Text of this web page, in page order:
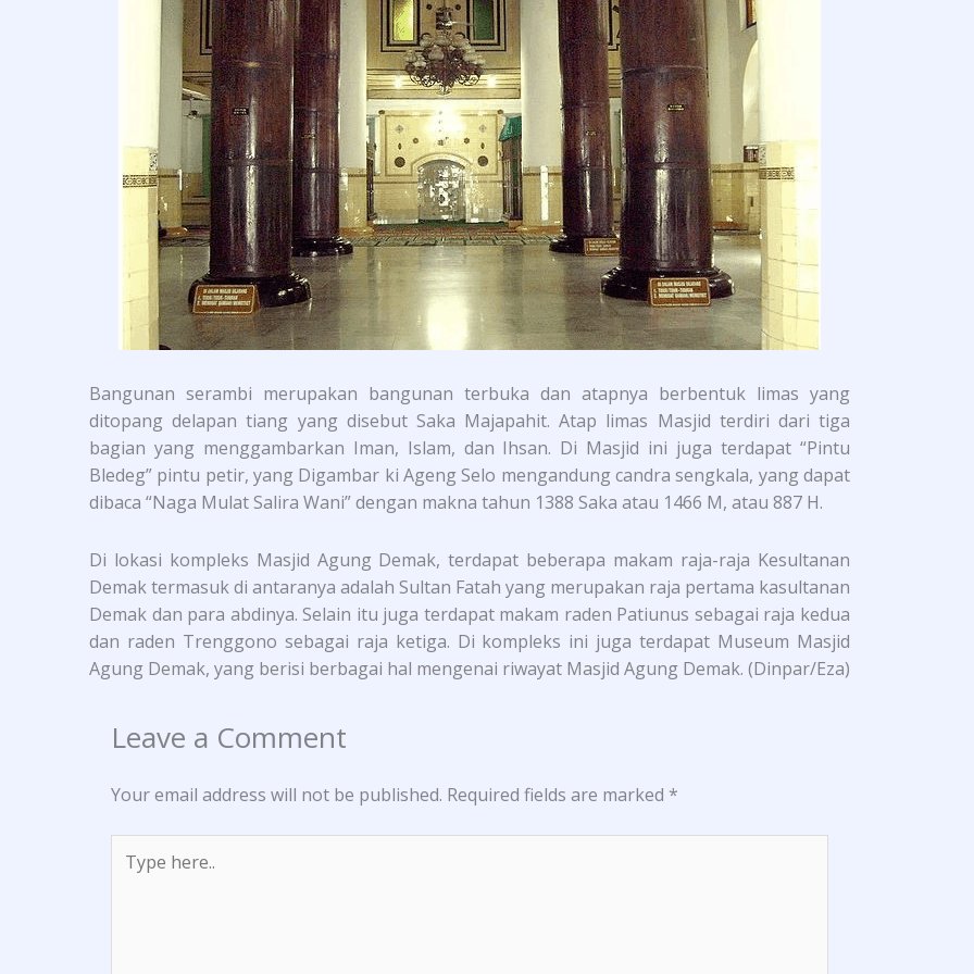
Bangunan serambi merupakan bangunan terbuka dan atapnya berbentuk limas yang
ditopang delapan tiang yang disebut Saka Majapahit. Atap limas Masjid terdiri dari tiga
bagian yang menggambarkan Iman, Islam, dan Ihsan. Di Masjid ini juga terdapat “Pintu
Bledeg” pintu petir, yang Digambar ki Ageng Selo mengandung candra sengkala, yang dapat
dibaca “Naga Mulat Salira Wani” dengan makna tahun 1388 Saka atau 1466 M, atau 887 H.
Di lokasi kompleks Masjid Agung Demak, terdapat beberapa makam raja-raja Kesultanan
Demak termasuk di antaranya adalah Sultan Fatah yang merupakan raja pertama kasultanan
Demak dan para abdinya. Selain itu juga terdapat makam raden Patiunus sebagai raja kedua
dan raden Trenggono sebagai raja ketiga. Di kompleks ini juga terdapat Museum Masjid
Agung Demak, yang berisi berbagai hal mengenai riwayat Masjid Agung Demak. (Dinpar/Eza)
Leave a Comment
Your email address will not be published. Required fields are marked *
here..